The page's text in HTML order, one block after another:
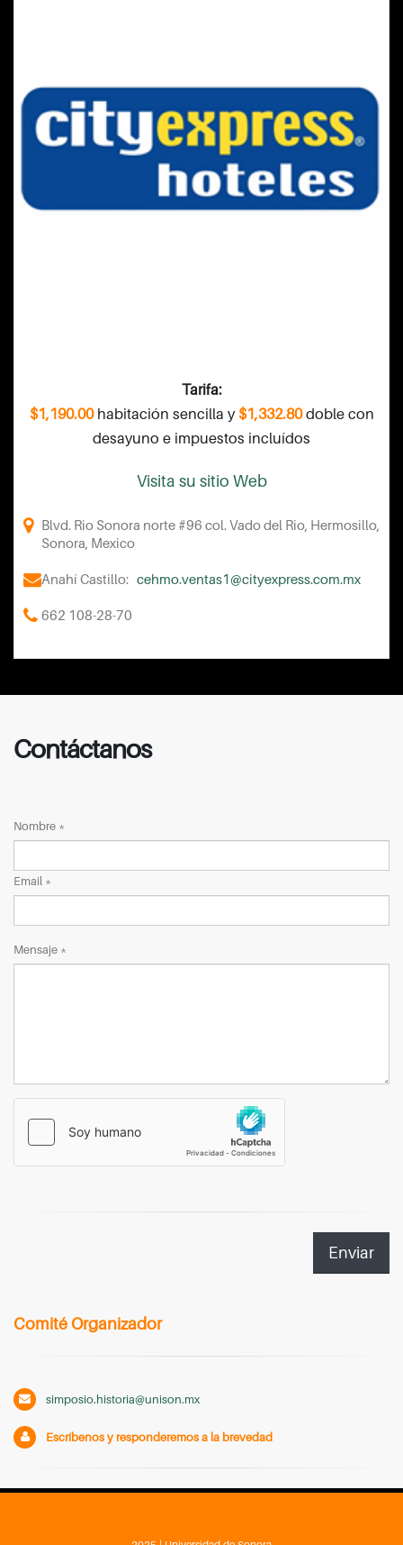
Tarifa:
$1,190.00habitación sencilla y $1,332.80doble con
desayuno e impuestos incluídos
Visita su sitio Web
Blvd. Rio Sonora norte #96 col. Vado del Rio, Hermosillo,
Sonora, Mexico
Anahí Castillo: cehmo.ventas1@cityexpress.com.mx
662 108-28-70
Contáctanos
Nombre *
Email *
Mensaje *
Comité Organizador
simposio.historia@unison.mx
Escríbenos y responderemos a la brevedad